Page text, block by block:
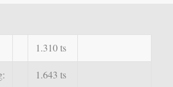
1.310 ts
1.643 ts